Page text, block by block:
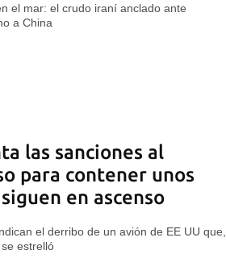
el mar: el crudo iraní anclado ante
a China
las sanciones al
para contener unos
en ascenso
el derribo de un avión de EE UU que,
estrelló